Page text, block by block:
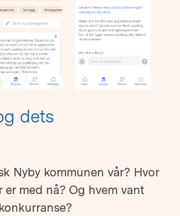
dets
Nyby kommunen vår? Hvor
er med nå? Og hvem vant